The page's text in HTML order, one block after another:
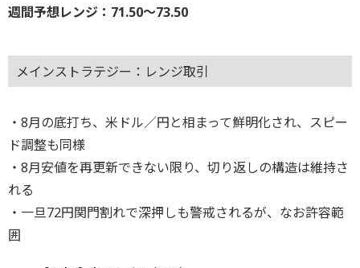
週間予想レンジ：71.50～73.50
メインストラテジー：レンジ取引
・8月の底打ち、米ドル／円と相まって鮮明化され、スピー
ド調整も同様
・8月安値を再更新できない限り、切り返しの構造は維持さ
れる
・一旦72円関門割れで深押しも警戒されるが、なお許容範
囲